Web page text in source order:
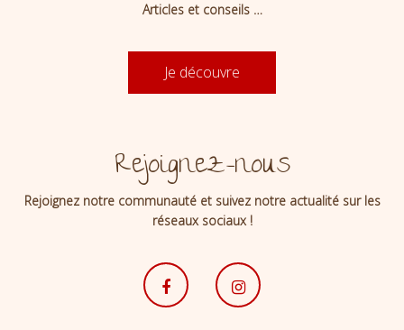
Articles et conseils …
Je découvre
Rejoignez-nous
Rejoignez notre communauté et suivez notre actualité sur les
réseaux sociaux !